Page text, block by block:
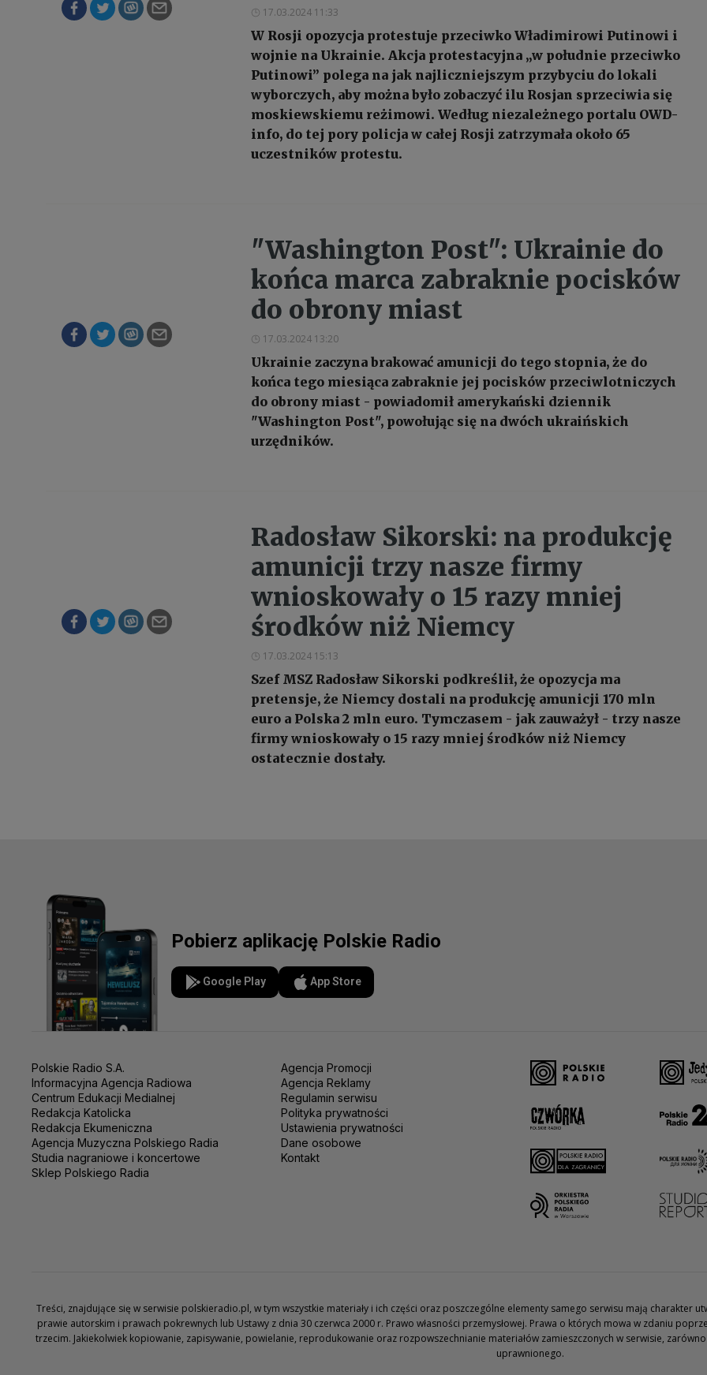
17.03.2024 11:33
W Rosji opozycja protestuje przeciwko Władimirowi Putinowi i
wojnie na Ukrainie. Akcja protestacyjna „w południe przeciwko
Putinowi” polega na jak najliczniejszym przybyciu do lokali
wyborczych, aby można było zobaczyć ilu Rosjan sprzeciwia się
moskiewskiemu reżimowi. Według niezależnego portalu OWD-
info, do tej pory policja w całej Rosji zatrzymała około 65
uczestników protestu.
"Washington Post": Ukrainie do
końca marca zabraknie pocisków
do obrony miast
17.03.2024 13:20
Ukrainie zaczyna brakować amunicji do tego stopnia, że do
końca tego miesiąca zabraknie jej pocisków przeciwlotniczych
do obrony miast - powiadomił amerykański dziennik
"Washington Post", powołując się na dwóch ukraińskich
urzędników.
Radosław Sikorski: na produkcję
amunicji trzy nasze firmy
wnioskowały o 15 razy mniej
środków niż Niemcy
17.03.2024 15:13
Szef MSZ Radosław Sikorski podkreślił, że opozycja ma
pretensje, że Niemcy dostali na produkcję amunicji 170 mln
euro a Polska 2 mln euro. Tymczasem - jak zauważył - trzy nasze
firmy wnioskowały o 15 razy mniej środków niż Niemcy
ostatecznie dostały.
Pobierz aplikację Polskie Radio
Google Play App Store
Polskie Radio S.A.
Informacyjna Agencja Radiowa
Centrum Edukacji Medialnej
Redakcja Katolicka
Redakcja Ekumeniczna
Agencja Muzyczna Polskiego Radia
Studia nagraniowe i koncertowe
Sklep Polskiego Radia
Agencja Promocji
Agencja Reklamy
Regulamin serwisu
Polityka prywatności
Ustawienia prywatności
Dane osobowe
Kontakt
Treści, znajdujące się w serwisie polskieradio.pl, w tym wszystkie materiały i ich części oraz poszczególne elementy samego serwisu mają charakter
prawie autorskim i prawach pokrewnych lub Ustawy z dnia 30 czerwca 2000 r. Prawo własności przemysłowej. Prawa o których mowa w zdaniu
trzecim. Jakiekolwiek kopiowanie, zapisywanie, powielanie, reprodukowanie oraz rozpowszechnianie materiałów zamieszczonych w serwisie,
uprawnionego.